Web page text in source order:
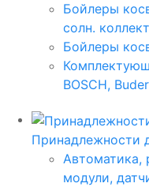
Бойлеры
солн.
Бойлеры
BOSCH,
Принадлежности
Автоматика,
модули,